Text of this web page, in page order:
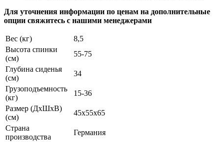
Для уточнения информации по ценам на дополнительные
опции свяжитесь с нашими менеджерами
Вес (кг)
8,5
Высота спинки
(см)
55-75
Глубина сиденья
(см)
34
Грузоподъемность
(кг)
15-36
Размер (ДхШхВ)
(см)
45х55х65
Страна
производства
Германия